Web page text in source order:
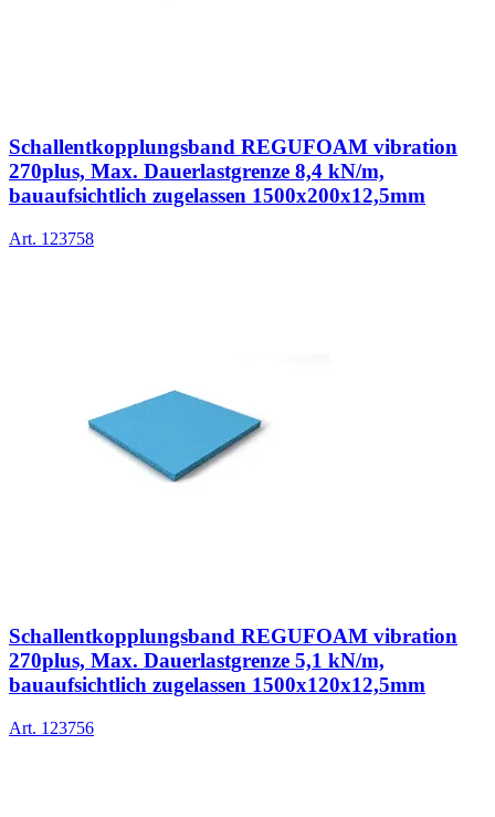
Schallentkopplungsband REGUFOAM vibration
270plus, Max. Dauerlastgrenze 8,4 kN/m,
bauaufsichtlich zugelassen 1500x200x12,5mm
Art. 123758
Schallentkopplungsband REGUFOAM vibration
270plus, Max. Dauerlastgrenze 5,1 kN/m,
bauaufsichtlich zugelassen 1500x120x12,5mm
Art. 123756